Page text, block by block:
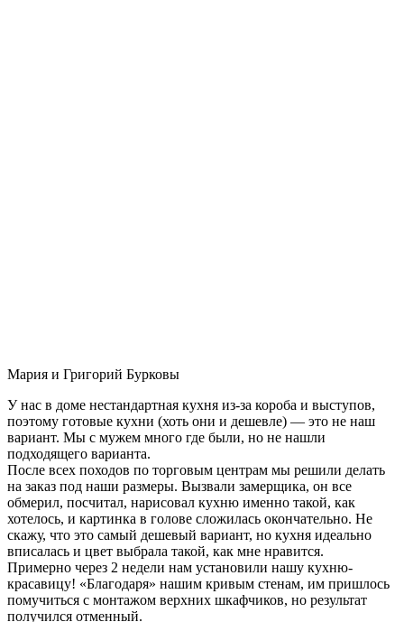
Мария и Григорий Бурковы
У нас в доме нестандартная кухня из-за короба и выступов,
поэтому готовые кухни (хоть они и дешевле) — это не наш
вариант. Мы с мужем много где были, но не нашли
подходящего варианта.
После всех походов по торговым центрам мы решили делать
на заказ под наши размеры. Вызвали замерщика, он все
обмерил, посчитал, нарисовал кухню именно такой, как
хотелось, и картинка в голове сложилась окончательно. Не
скажу, что это самый дешевый вариант, но кухня идеально
вписалась и цвет выбрала такой, как мне нравится.
Примерно через 2 недели нам установили нашу кухню-
красавицу! «Благодаря» нашим кривым стенам, им пришлось
помучиться с монтажом верхних шкафчиков, но результат
получился отменный.